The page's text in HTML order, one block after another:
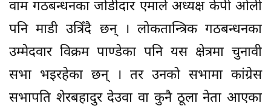
वाम गठबन्धनका जोडीदार एमाले अध्यक्ष केपी ओली
पनि माडी उत्रिँदै छन् । लोकतान्त्रिक गठबन्धनका
उम्मेदवार विक्रम पाण्डेका पनि यस क्षेत्रमा चुनावी
सभा भइरहेका छन् । तर उनको सभामा कांग्रेस
सभापति शेरबहादुर देउवा वा कुनै ठूला नेता आएका